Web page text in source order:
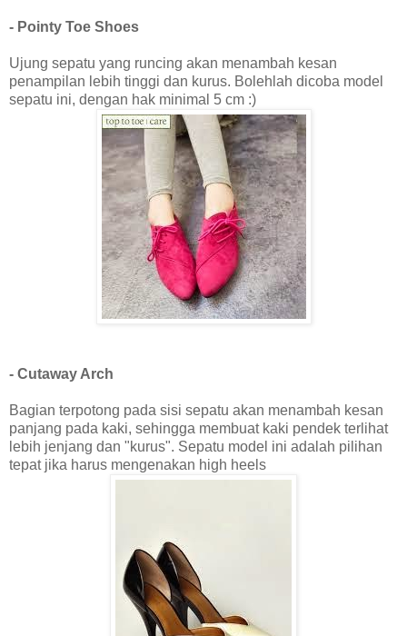
- Pointy Toe Shoes
Ujung sepatu yang runcing akan menambah kesan
penampilan lebih tinggi dan kurus. Bolehlah dicoba model
sepatu ini, dengan hak minimal 5 cm :)
- Cutaway Arch
Bagian terpotong pada sisi sepatu akan menambah kesan
panjang pada kaki, sehingga membuat kaki pendek terlihat
lebih jenjang dan "kurus". Sepatu model ini adalah pilihan
tepat jika harus mengenakan high heels